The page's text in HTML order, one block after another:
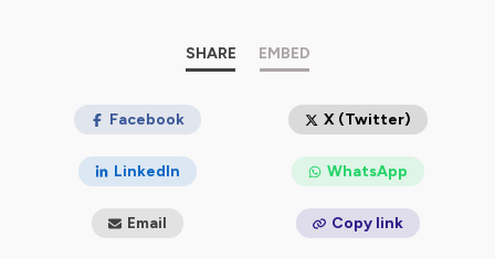
SHARE EMBED
Facebook X (Twitter)
LinkedIn WhatsApp
Email Copy link